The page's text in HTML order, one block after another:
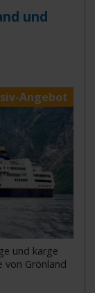
und
Angebot
und karge
von Grönland